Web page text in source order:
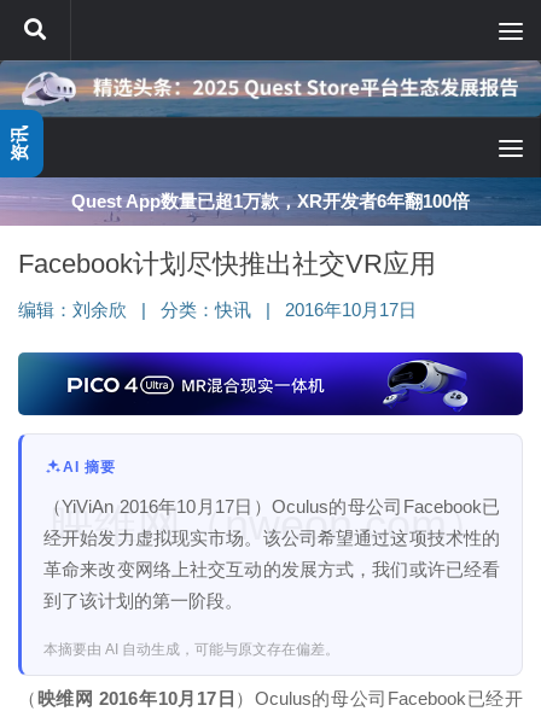
跳至内容
Quest App数量已超1万款，XR开发者6年翻100倍
Facebook计划尽快推出社交VR应用
编辑： 刘余欣 分类：快讯 2016年10月17日
AI 摘要
（YiViAn 2016年10月17日）Oculus的母公司Facebook已
经开始发力虚拟现实市场。该公司希望通过这项技术性的
革命来改变网络上社交互动的发展方式，我们或许已经看
到了该计划的第一阶段。
本摘要由 AI 自动生成，可能与原文存在偏差。
（ 映维网 2016年10月17日 ）Oculus的母公司Facebook已经开
映维网（nweon.com）
资讯